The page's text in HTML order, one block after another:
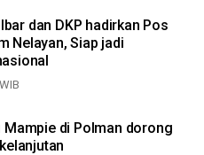
dan DKP hadirkan Pos
Nelayan, Siap jadi
Mampie di Polman dorong